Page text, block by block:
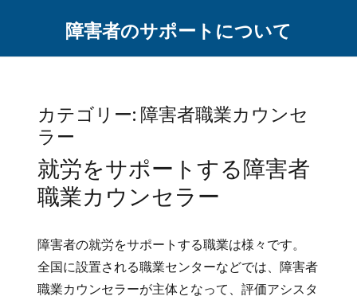
障害者のサポートについて
カテゴリー: 障害者職業カウンセ
ラー
就労をサポートする障害者
職業カウンセラー
障害者の就労をサポートする職業は様々です。
全国に設置される職業センターなどでは、障害者
職業カウンセラーが主体となって、評価アシスタ